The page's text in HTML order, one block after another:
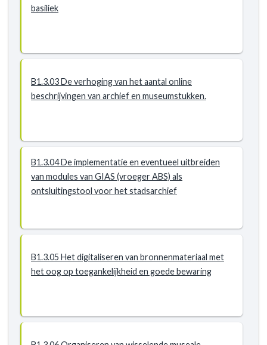
basiliek
B1.3.03 De verhoging van het aantal online
beschrijvingen van archief en museumstukken.
B1.3.04 De implementatie en eventueel uitbreiden
van modules van GIAS (vroeger ABS) als
ontsluitingstool voor het stadsarchief
B1.3.05 Het digitaliseren van bronnenmateriaal met
het oog op toegankelijkheid en goede bewaring